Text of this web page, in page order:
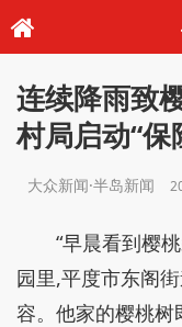
连续降雨致
村局启动“保
大众新闻·半岛新闻
“早晨看到樱
园里,平度市东阁
容。他家的樱桃